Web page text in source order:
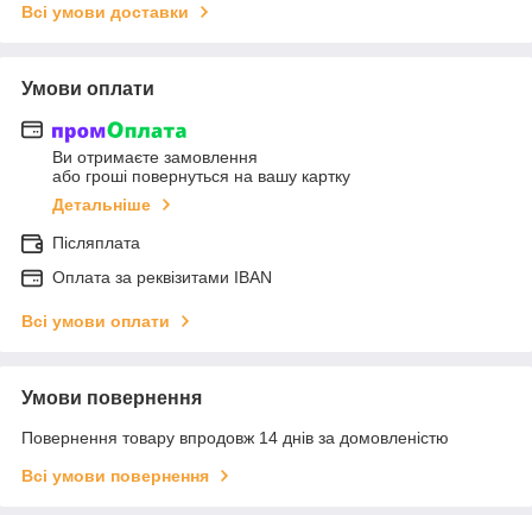
Всі умови доставки
Умови оплати
Ви отримаєте замовлення
або гроші повернуться на вашу картку
Детальніше
Післяплата
Оплата за реквізитами IBAN
Всі умови оплати
Умови повернення
Повернення товару впродовж 14 днів за домовленістю
Всі умови повернення